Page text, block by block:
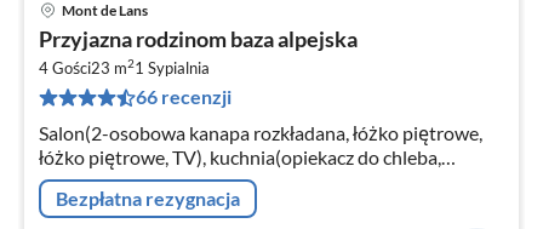
Mont de Lans
Przyjazna rodzinom baza alpejska
4 Gości23 m21 Sypialnia
66 recenzji
Salon(2-osobowa kanapa rozkładana, łóżko piętrowe,
łóżko piętrowe, TV), kuchnia(opiekacz do chleba,
zaparzacz do kawy, kuchenka mikrofalowa, lodówka, ),
łazienka(prysznic), balkon
Bezpłatna rezygnacja